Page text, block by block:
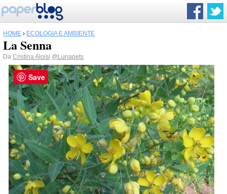
HOME › ECOLOGIA E AMBIENTE
La Senna
Da Cristina Aloisi @Lunapets
Save